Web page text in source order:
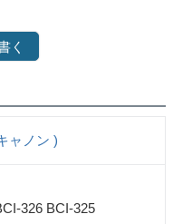
く
ャノン )
326 BCI-325